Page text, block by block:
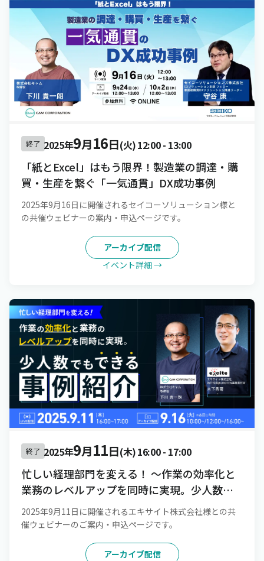
終了 2025年9月16日(火)12:00- 13:00
「紙とExcel」はもう限界！製造業の調達・購
買・生産を繋ぐ「一気通貫」DX成功事例
2025年9月16日に開催されるセイコーソリューション様と
の共催ウェビナーの案内・申込ページです。
アーカイブ配信
イベント詳細 →
終了 2025年9月11日(木)16:00- 17:00
忙しい経理部門を変える！ 〜作業の効率化と
業務のレベルアップを同時に実現。少人数で
もできる事例紹介〜
2025年9月11日に開催されるエキサイト株式会社様との共
催ウェビナーのご案内・申込ページです。
アーカイブ配信